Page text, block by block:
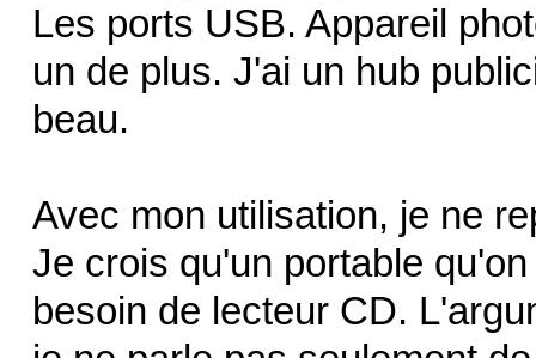
Les ports USB. Appareil
un de plus. J'ai un hub
beau.
Avec mon utilisation, je ne
Je crois qu'un portable
besoin de lecteur CD.